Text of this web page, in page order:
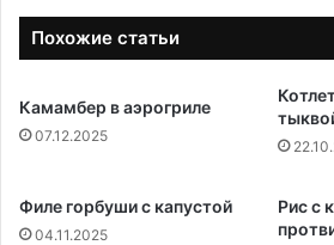
Похожие статьи
Камамбер в аэрогриле
07.12.2025
Филе горбуши с капустой
04.11.2025
Рис с